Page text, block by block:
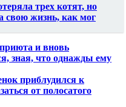
трех котят, но
свою жизнь, как мог
и вновь
зная, что однажды ему
приблудился к
от полосатого